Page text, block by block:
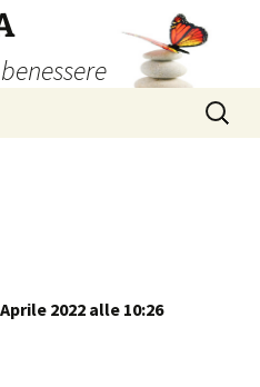
Ricerca
per:
2022 alle 10:26